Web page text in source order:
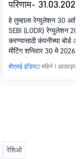
परिणाम-
केलेले आर्थिक परिणाम
हे तुम्हाला रेग्युलेशन 30
SEBI (LODR) रेग्युलेशन
करण्यासाठी कंपनीच्या बोर्ड
मीटिंग शनिवार 30 मे 2026
रजिस्टर्ड ऑफिसमध्ये 05:00
आयोजित केली गेली आणि
समाप्त झाली.
बीएसई इंडिया2 महिने 1
रेशिओ